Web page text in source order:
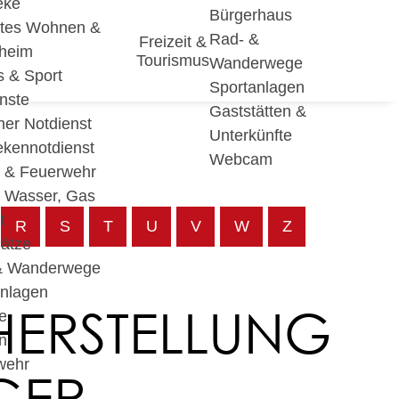
Wohnen &
& Sport
Notdienst
& Feuerwehr
Wasser, Gas
Wanderwege
Freizeit &
Tourismus
Bürgerhaus
Rad- &
Wanderwege
Sportanlagen
Gaststätten &
Unterkünfte
Webcam
R S T U V W Z
U